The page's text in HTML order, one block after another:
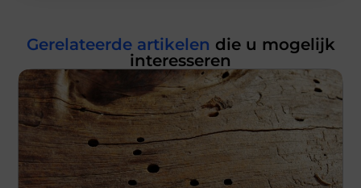
Gerelateerde artikelen die u mogelijk
interesseren